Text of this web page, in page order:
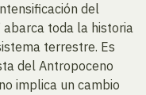
del
abarca toda la historia
terrestre. Es
del Antropoceno
implica un cambio